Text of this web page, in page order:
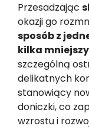
Przesadzając
okazji go
sposób z
kilka
szczególną
delikatnych
stanowiący
doniczki, co
wzrostu i